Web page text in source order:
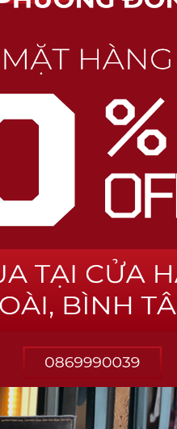
đủ mẫu mã bao gồm ví, thắt
an tâm khi mua sản phẩm làm